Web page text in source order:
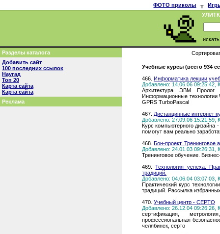
ФОТО приколы ╥
Разделы каталога
Добавить сайт
100 последних ссылок
Наугад
Топ 20
Карта сайта
Карта сайта
Реклама
Учебные курсы (всего 934
466. Информатика лекции
Добавлено: 14.06.06 09:25:42,
Архитектура ЭВМ
Информационные технологии
GPRS TurboPascal
467. Дистанцинные интернет
Добавлено: 27.09.06 15:21:59,
Курс компьютерного дизайна
помогут вам реально
468. Бон-проект. Тренинговое
Добавлено: 24.01.03 09:26:31,
Тренинговое обучение.
469.Технология успеха.
традиций.
Добавлено: 04.06.04 03:07:03,
Практический курс
традиций. Рассылка
470. Учебный центр - СЕРТО
Добавлено: 26.12.04 09:26:26,
сертификация,
профессиональная
челябинск, серто